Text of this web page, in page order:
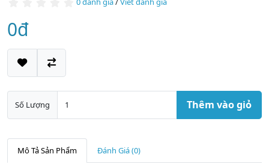
0 đánh giá/Viết đánh giá
0đ
Số Lượng Thêm vào giỏ
Mô Tả Sản Phẩm Đánh Giá (0)